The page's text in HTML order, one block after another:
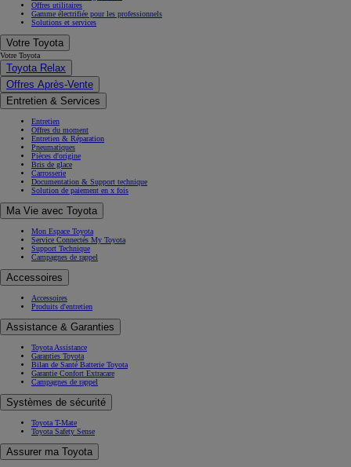
Offres utilitaires
Gamme électrifiée pour les professionnels
Solutions et services
Votre Toyota
Votre Toyota
Toyota Relax
Offres Après-Vente
Entretien & Services
Entretien
Offres du moment
Entretien & Réparation
Pneumatiques
Pièces d'origine
Bris de glace
Carrosserie
Documentation & Support technique
Solution de paiement en x fois
Ma Vie avec Toyota
Mon Espace Toyota
Service Connectés My Toyota
Support Technique
Campagnes de rappel
Accessoires
Accessoires
Produits d'entretien
Assistance & Garanties
Toyota Assistance
Garanties Toyota
Bilan de Santé Batterie Toyota
Garantie Confort Extracare
Campagnes de rappel
Systèmes de sécurité
Toyota T-Mate
Toyota Safety Sense
Assurer ma Toyota